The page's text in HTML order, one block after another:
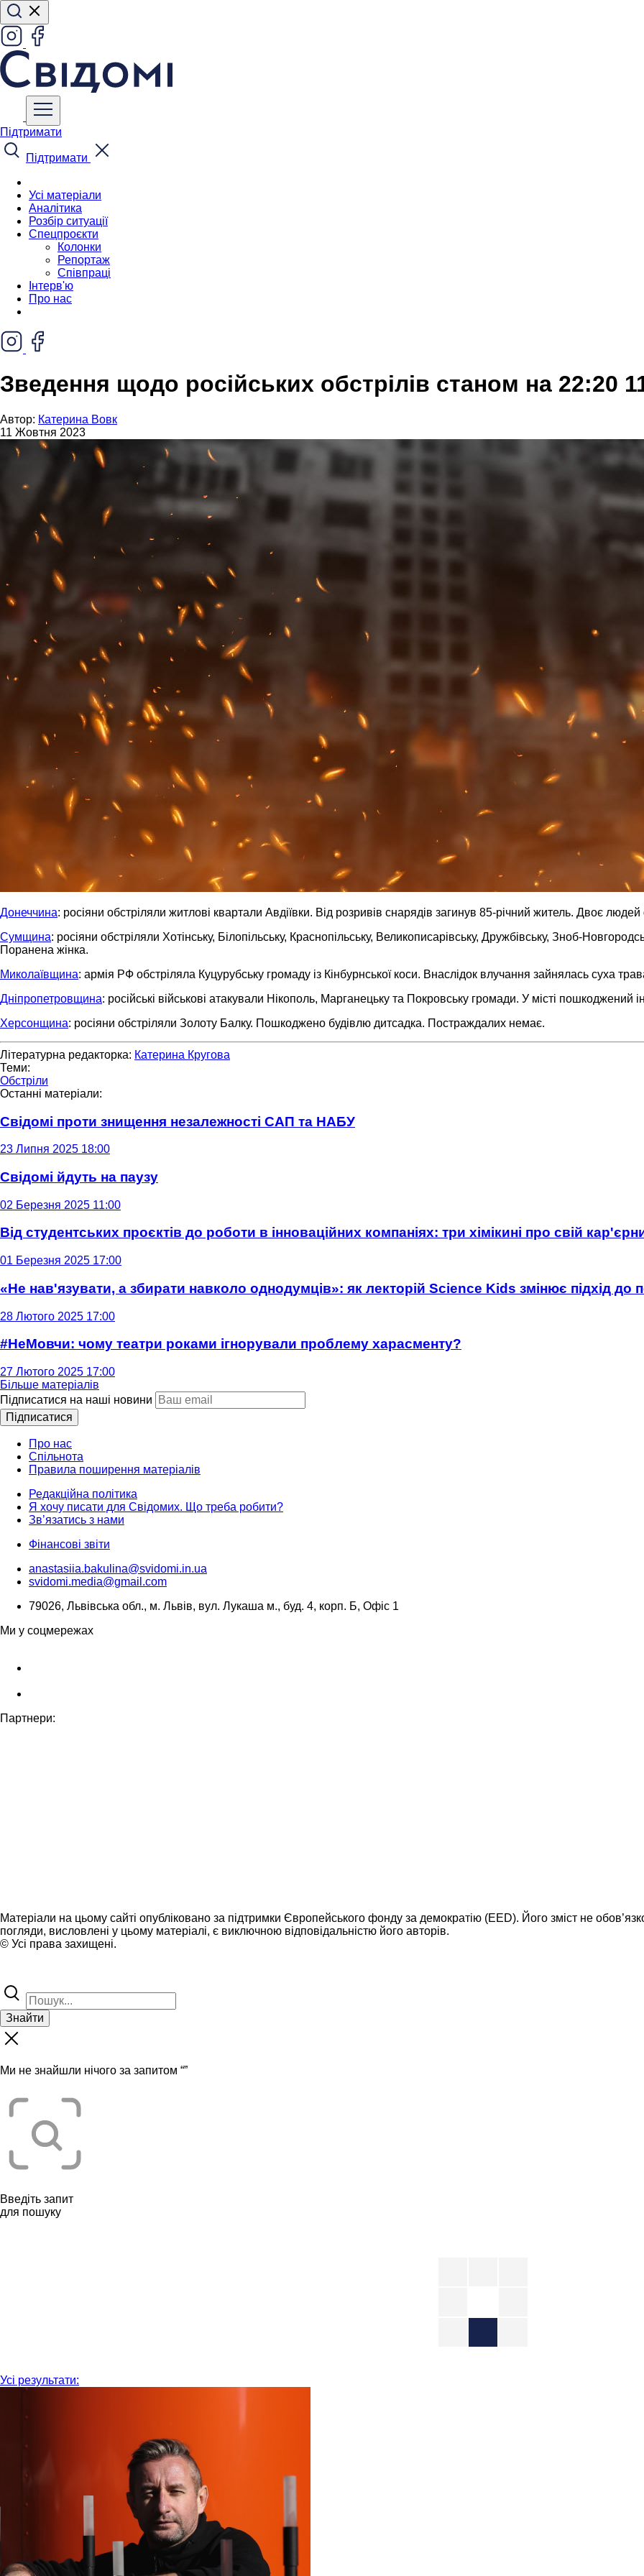
Підтримати
Підтримати
Усі матеріали
Аналітика
Розбір ситуації
Спецпроєкти
Колонки
Репортаж
Співпраці
Інтерв'ю
Про нас
Зведення щодо російських обстрілів станом на 22:20
Автор: Катерина Вовк
11 Жовтня 2023
Донеччина: росіяни обстріляли житлові квартали Авдіївки. Від розривів снарядів загинув 85-річний житель. Двоє
Сумщина: росіяни обстріляли Хотінську, Білопільську, Краснопільську, Великописарівську, Дружбівську, Зноб-
Поранена жінка.
Миколаївщина: армія РФ обстріляла Куцурубську громаду із Кінбурнської коси. Внаслідок влучання зайнялась суха
Дніпропетровщина: російські військові атакували Нікополь, Марганецьку та Покровську громади. У місті пошкоджений
Херсонщина: росіяни обстріляли Золоту Балку. Пошкоджено будівлю дитсадка. Постраждалих немає.
Літературна редакторка: Катерина Кругова
Теми:
Обстріли
Останні матеріали:
Свідомі проти знищення незалежності САП та НАБУ
23 Липня 2025 18:00
Свідомі йдуть на паузу
02 Березня 2025 11:00
Від студентських проєктів до роботи в інноваційних компаніях: три хімікині про свій
01 Березня 2025 17:00
«Не нав'язувати, а збирати навколо однодумців»: як лекторій Science Kids змінює підхід до
28 Лютого 2025 17:00
#НеМовчи: чому театри роками ігнорували проблему харасменту?
27 Лютого 2025 17:00
Більше матеріалів
Підписатися на наші новини
Підписатися
Про нас
Спільнота
Правила поширення матеріалів
Редакційна політика
Я хочу писати для Свідомих. Що треба робити?
Зв’язатись з нами
Фінансові звіти
anastasiia.bakulina@svidomi.in.ua
svidomi.media@gmail.com
79026, Львівська обл., м. Львів, вул. Лукаша м., буд. 4, корп. Б, Офіс 1
Ми у соцмережах
Партнери:
Матеріали на цьому сайті опубліковано за підтримки Європейського фонду за демократію (EED). Його зміст не
погляди, висловлені у цьому матеріалі, є виключною відповідальністю його авторів.
© Усі права захищені.
Знайти
Ми не знайшли нічого за запитом “”
Введіть запит
для пошуку
Усі результати: